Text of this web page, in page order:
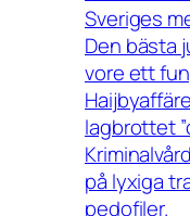
Sveriges
Den bästa
vore ett
lagbrottet
på lyxiga
pedofiler.